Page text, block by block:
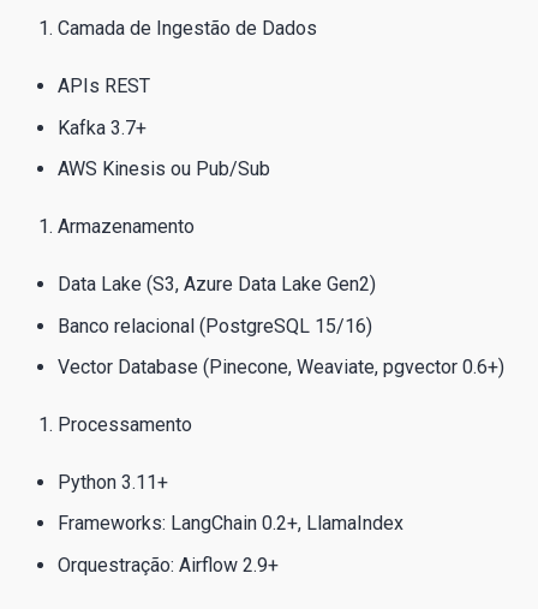
Camada de Ingestão de Dados
APIs REST
Kafka 3.7+
AWS Kinesis ou Pub/Sub
Armazenamento
Data Lake (S3, Azure Data Lake Gen2)
Banco relacional (PostgreSQL 15/16)
Vector Database (Pinecone, Weaviate, pgvector 0.6+)
Processamento
Python 3.11+
Frameworks: LangChain 0.2+, LlamaIndex
Orquestração: Airflow 2.9+